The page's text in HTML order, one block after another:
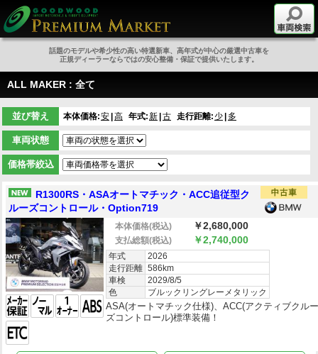
話題のモデルや希少性の高い特選新車、高年式が中心の厳選中古車を
正規ディーラーならではの安心整備・保証で提供いたします。
ALL MAKER : 全て
並び替え 本体価格:安 高 年式:新 古 走行距離: 少 多
車両状態
価格帯絞込
R1300RS・ASAオートマチック・ACC追従型ク
ルーズコントロール・Option719
本体価格(税込) ￥2,680,000
支払総額(税込) ￥2,740,000
年式
2026
走行距離 586km
車検
2029/8/5
色
ブルックリングレーメタリック
ASA(オートマチック仕様)、ACC(アクティブクル
ズコントロール)標準装備！